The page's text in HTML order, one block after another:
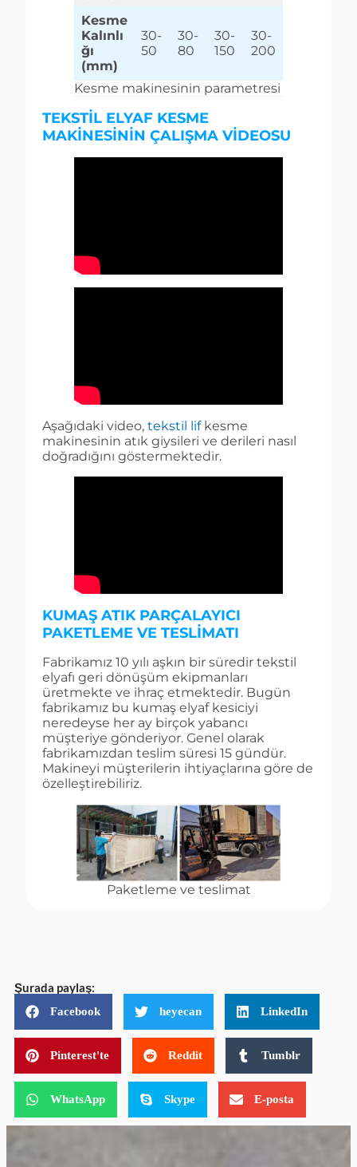
Kesme
Kalınlı
ğı
(mm)
30-
50
30-
80
30-
150
30-
200
Kesme makinesinin parametresi
TEKSTIL ELYAF KESME
MAKINESININ ÇALIŞMA VIDEOSU
Aşağıdaki video, tekstil lifkesme
makinesinin atık giysileri ve derileri nasıl
doğradığını göstermektedir.
KUMAŞ ATIK PARÇALAYICI
PAKETLEME VE TESLIMATI
Fabrikamız 10 yılı aşkın bir süredir tekstil
elyafı geri dönüşüm ekipmanları
üretmekte ve ihraç etmektedir. Bugün
fabrikamız bu kumaş elyaf kesiciyi
neredeyse her ay birçok yabancı
müşteriye gönderiyor. Genel olarak
fabrikamızdan teslim süresi 15 gündür.
Makineyi müşterilerin ihtiyaçlarına göre de
özelleştirebiliriz.
Paketleme ve teslimat
Şurada paylaş:
Facebook heyecan LinkedIn
Pinterest'te Reddit Tumblr
WhatsApp Skype E-posta